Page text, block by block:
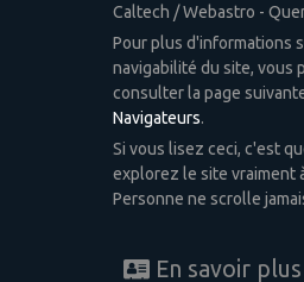
Caltech / Webastro -
Pour plus d'informations
navigabilité du site, vous
consulter la page
Navigateurs.
Si vous lisez ceci, c'est
explorez le site vraiment
Personne ne scrolle
En savoir plus